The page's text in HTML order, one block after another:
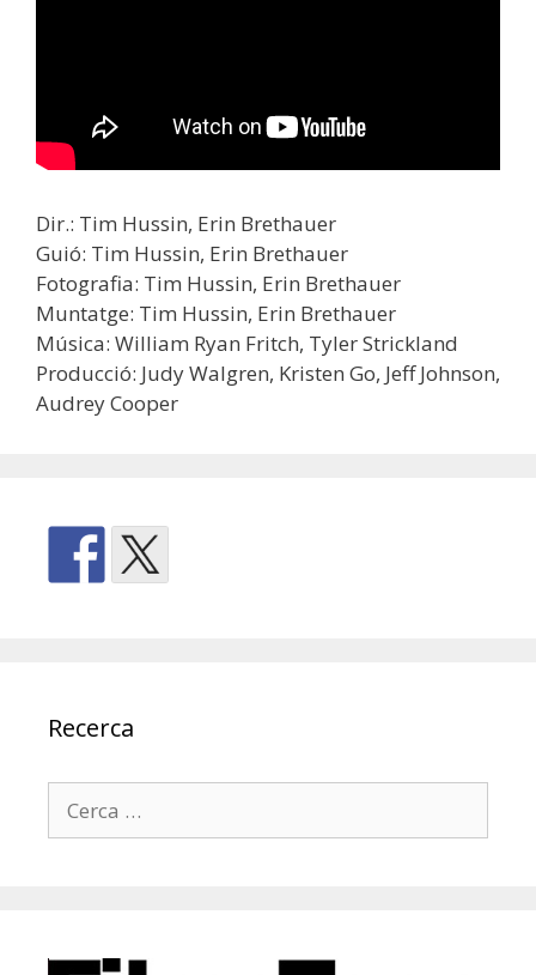
Dir.: Tim Hussin, Erin Brethauer
Guió: Tim Hussin, Erin Brethauer
Fotografia: Tim Hussin, Erin Brethauer
Muntatge: Tim Hussin, Erin Brethauer
Música: William Ryan Fritch, Tyler Strickland
Producció: Judy Walgren, Kristen Go, Jeff Johnson,
Audrey Cooper
Recerca